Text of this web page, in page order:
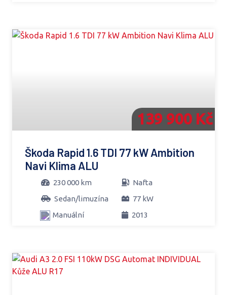
139 900 Kč
Škoda Rapid 1.6 TDI 77 kW Ambition
Navi Klima ALU
230 000 km
Nafta
Sedan/limuzína
77 kW
Manuální
2013